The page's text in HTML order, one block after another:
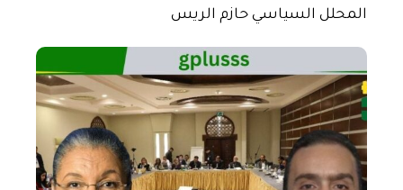
المحلل السياسي حازم الريس